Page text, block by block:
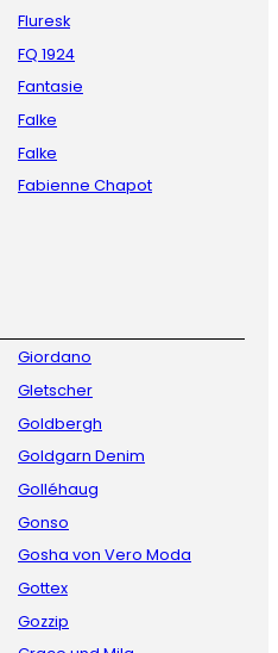
Fluresk
FQ 1924
Fantasie
Falke
Falke
Fabienne Chapot
Giordano
Gletscher
Goldbergh
Goldgarn Denim
Golléhaug
Gonso
Gosha von Vero Moda
Gottex
Gozzip